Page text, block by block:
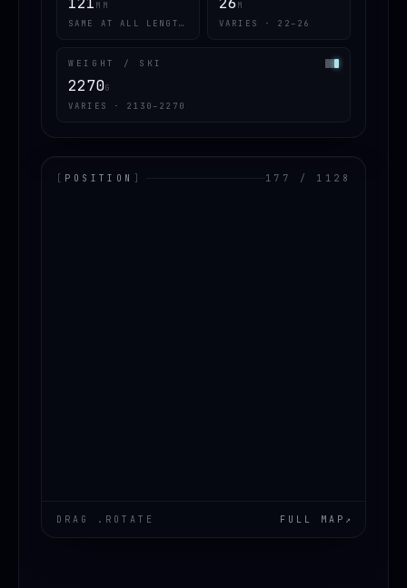
MM
SAME AT ALL LENGTHS
M
VARIES · 22–26
WEIGHT / SKI
2270G
VARIES · 2130–2270
[ POSITION ] 177 / 1128
DRAG .ROTATE FULL MAP ↗